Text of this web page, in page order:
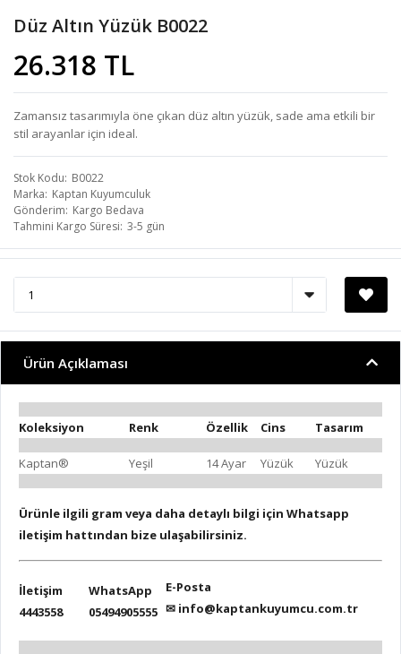
Düz Altın Yüzük B0022
26.318 TL
Zamansız tasarımıyla öne çıkan düz altın yüzük, sade ama etkili bir
stil arayanlar için ideal.
Stok Kodu B0022
Marka Kaptan Kuyumculuk
Gönderim Kargo Bedava
Tahmini Kargo Süresi 3-5 gün
Ürün Açıklaması
Koleksiyon Renk Özellik Cins Tasarım
Kaptan® Yeşil 14 Ayar Yüzük Yüzük
Ürünle ilgili gram veya daha detaylı bilgi için Whatsapp
iletişim hattından bize ulaşabilirsiniz.
İletişim
4443558
WhatsApp
05494905555
E-Posta
✉ info@kaptankuyumcu.com.tr